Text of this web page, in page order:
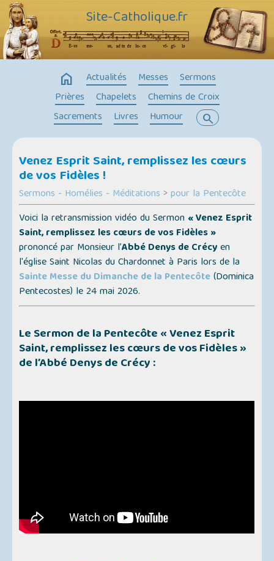
Site-Catholique.fr
home Actualités Messes
Sermons
Prières
Chapelets
Chemins de Croix
Sacrements
Livres Humour search
Venez Esprit Saint, remplissez les cœurs
de vos Fidèles !
Sermons - Homélies - Méditations >pour la Pentecôte
Voici la retransmission vidéo du Sermon « Venez Esprit
Saint, remplissez les cœurs de vos Fidèles »
prononcé par Monsieur l’Abbé Denys de Crécyen
l'église Saint Nicolas du Chardonnet à Paris lors de la
Sainte Messe du Dimanche de la Pentecôte(Dominica
Pentecostes) le 24 mai 2026.
Le Sermon de la Pentecôte« Venez Esprit
Saint, remplissez les cœurs de vos Fidèles »
de l’Abbé Denys de Crécy :